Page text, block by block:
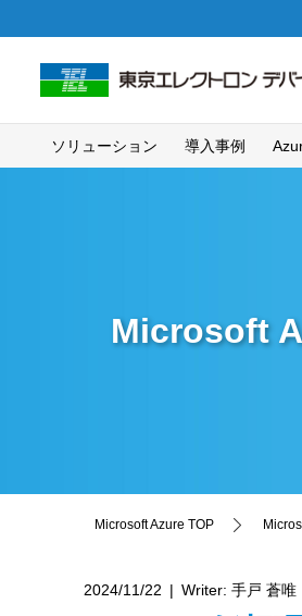
ソリューション 導入事例
Microsoft
Microsoft Azure TOP
2024/11/22 Writer: 手戸 蒼唯